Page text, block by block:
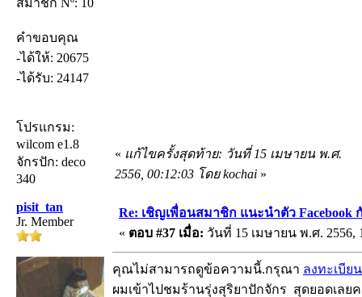
คำขอบคุณ
-ได้ให้: 20675
-ได้รับ: 24147
โปรแกรม:
wilcom e1.8
จักรปัก: deco
340
« แก้ไขครั้งสุดท้าย: วันที่ 15 เมษายน พ.ศ.
2556, 00:12:03 โดย kochai »
pisit_tan
Jr. Member
Re: เชิญเพื่อนสมาชิก แนะนำตัว Facebook
« ตอบ #37 เมื่อ: วันที่ 15 เมษายน พ.ศ. 2556,
คุณไม่สามารถดูข้อความนี้.กรุณา ลงทะเบียน
ผมเข้าไปชมร้านรุ่งสุริยาปักจักร สุดยอดเล